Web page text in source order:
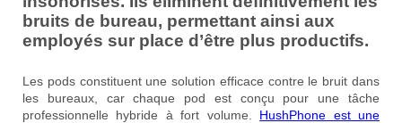
bruits de bureau, permettant ainsi aux
employés sur place d’être plus productifs.
Les pods constituent une solution efficace contre le bruit dans
les bureaux, car chaque pod est conçu pour une tâche
professionnelle hybride à fort volume. HushPhone est une